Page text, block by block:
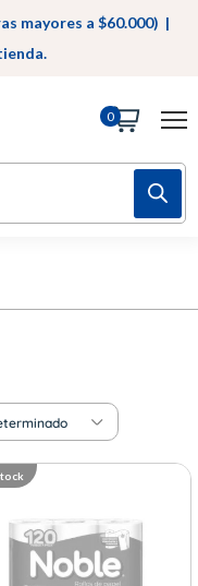
mayores a $60.000) |
0